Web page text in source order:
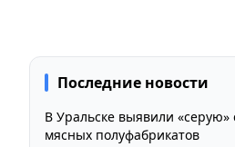
Последние новости
В Уральске выявили
мясных полуфабрикатов